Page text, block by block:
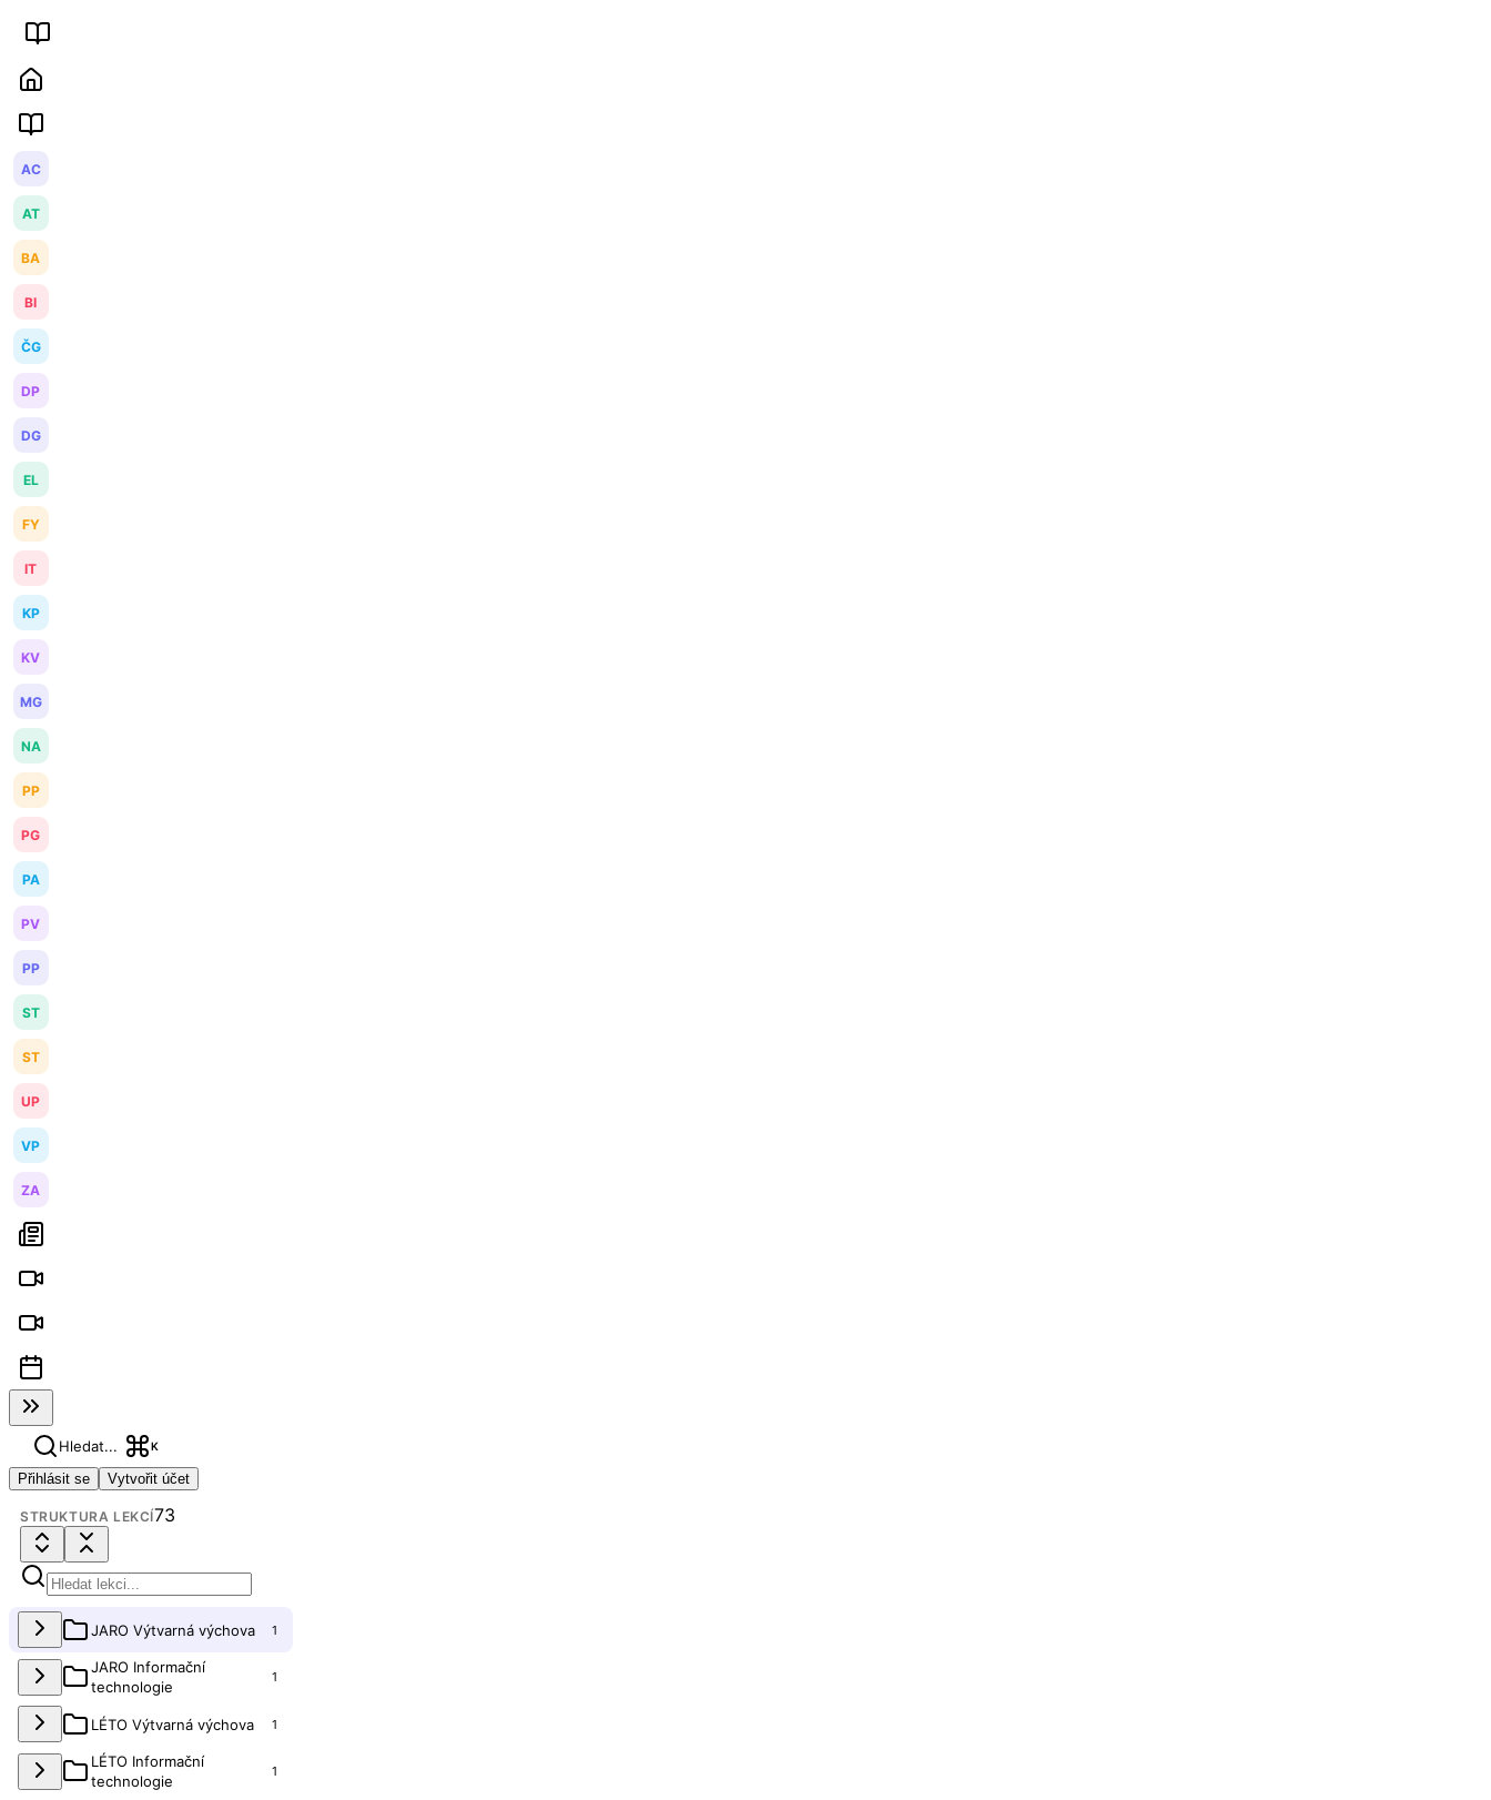
AC
AT
BA
BI
ČG
DP
DG
EL
FY
IT
KP
KV
MG
NA
PP
PG
PA
PV
PP
ST
ST
UP
VP
ZA
Hledat... K
Přihlásit se Vytvořit účet
STRUKTURA LEKCÍ73
JARO Výtvarná výchova 1
JARO Informační
technologie
1
LÉTO Výtvarná výchova 1
LÉTO Informační
technologie
1